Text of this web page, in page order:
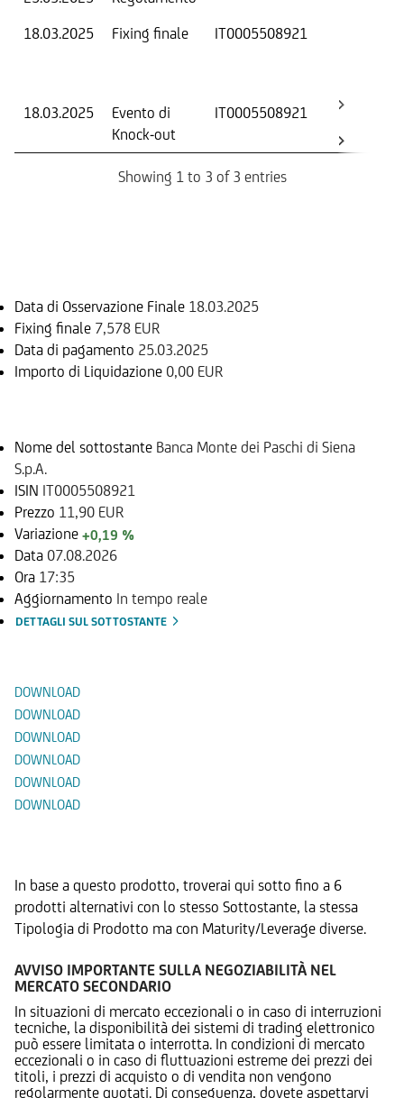
18.03.2025
Fixing finale IT0005508921
18.03.2025
Evento di
Knock-out
IT0005508921
Showing 1 to 3 of 3 entries
Data di Osservazione Finale 18.03.2025
Fixing finale 7,578 EUR
Data di pagamento 25.03.2025
Importo di Liquidazione 0,00 EUR
Nome del sottostante Banca Monte dei Paschi di Siena
S.p.A.
ISIN IT0005508921
Prezzo 11,90 EUR
Variazione +0,19 %
Data 07.08.2026
Ora 17:35
Aggiornamento In tempo reale
DETTAGLI SUL SOTTOSTANTE
DOWNLOAD
DOWNLOAD
DOWNLOAD
DOWNLOAD
DOWNLOAD
DOWNLOAD
In base a questo prodotto, troverai qui sotto fino a 6
prodotti alternativi con lo stesso Sottostante, la stessa
Tipologia di Prodotto ma con Maturity/Leverage diverse.
AVVISO IMPORTANTE SULLA NEGOZIABILITÀ NEL
MERCATO SECONDARIO
In situazioni di mercato eccezionali o in caso di interruzioni
tecniche, la disponibilità dei sistemi di trading elettronico
può essere limitata o interrotta. In condizioni di mercato
eccezionali o in caso di fluttuazioni estreme dei prezzi dei
titoli, i prezzi di acquisto o di vendita non vengono
regolarmente quotati. Di conseguenza, dovete aspettarvi